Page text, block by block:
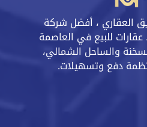
العقاري ، أفضل شركة
للبيع في العاصمة
والساحل الشمالي،
دفع وتسهيلات.